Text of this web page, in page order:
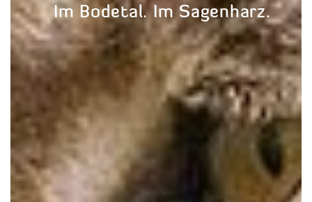
Tierpark
Hexentanzplatz Thale
Im Bodetal. Im Sagenharz.